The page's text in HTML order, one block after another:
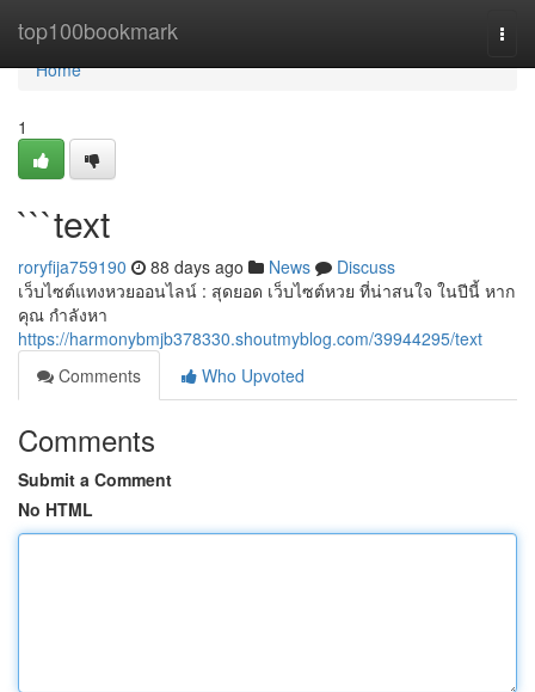
top100bookmark
Home
Home
1
```text
roryfija759190 88 days ago News
Discuss
เว็บไซต์แทงหวยออนไลน์ : สุดยอด เว็บไซต์หวย ที่น่าสนใจ ในปีนี้ หาก
คุณ กำลังหา
https://harmonybmjb378330.shoutmyblog.com/39944295/text
Comments
Who Upvoted
Comments
Submit a Comment
No HTML